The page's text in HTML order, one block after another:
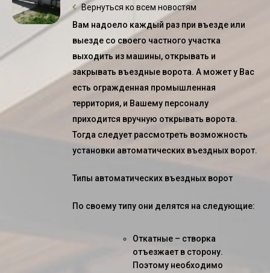
Вернуться ко всем новостям
Вам надоело каждый раз при въезде или
выезде со своего частного участка
выходить из машины, открывать и
закрывать въездные ворота. А может у Вас
есть огражденная промышленная
территория, и Вашему персоналу
приходится вручную открывать ворота.
Тогда следует рассмотреть возможность
установки автоматических въездных ворот.
Типы автоматических въездных ворот
По своему типу они делятся на следующие:
Откатные – створка
отъезжает в сторону.
Поэтому необходимо